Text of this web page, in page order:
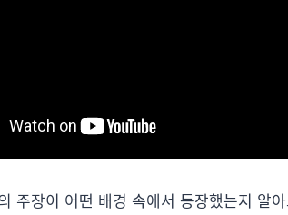
주장이 어떤 배경 속에서 등장했는지 알